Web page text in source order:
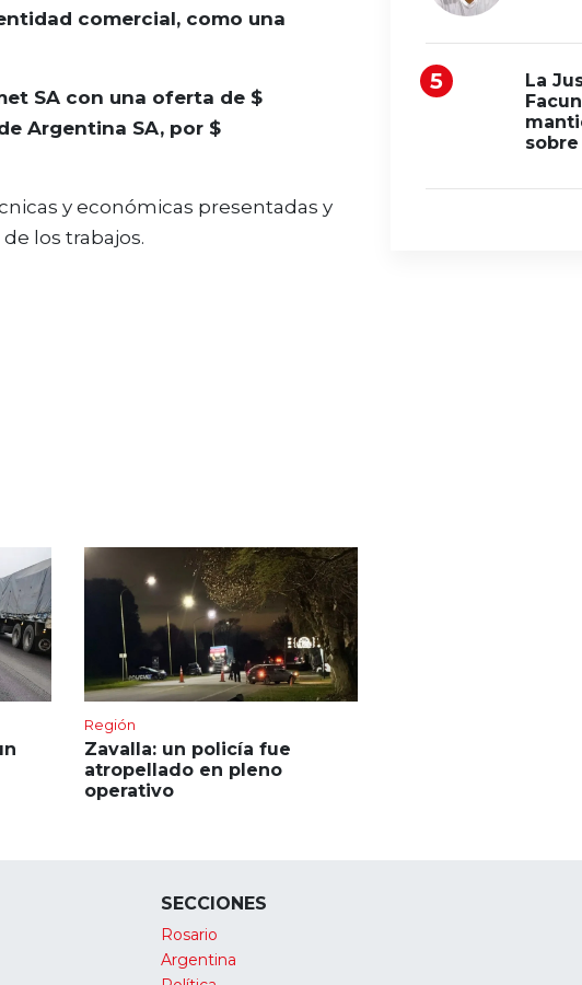
comercial, como una
SA con una oferta de $
Argentina SA, por $
y económicas presentadas y
los trabajos.
Región
Zavalla: un policía fue
atropellado en pleno
operativo
La
SECCIONES
Rosario
Argentina